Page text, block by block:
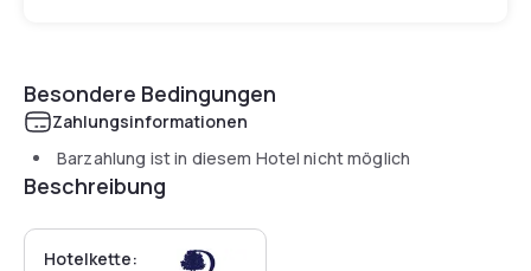
Besondere Bedingungen
Zahlungsinformationen
Barzahlung ist in diesem Hotel nicht möglich
Beschreibung
Hotelkette: